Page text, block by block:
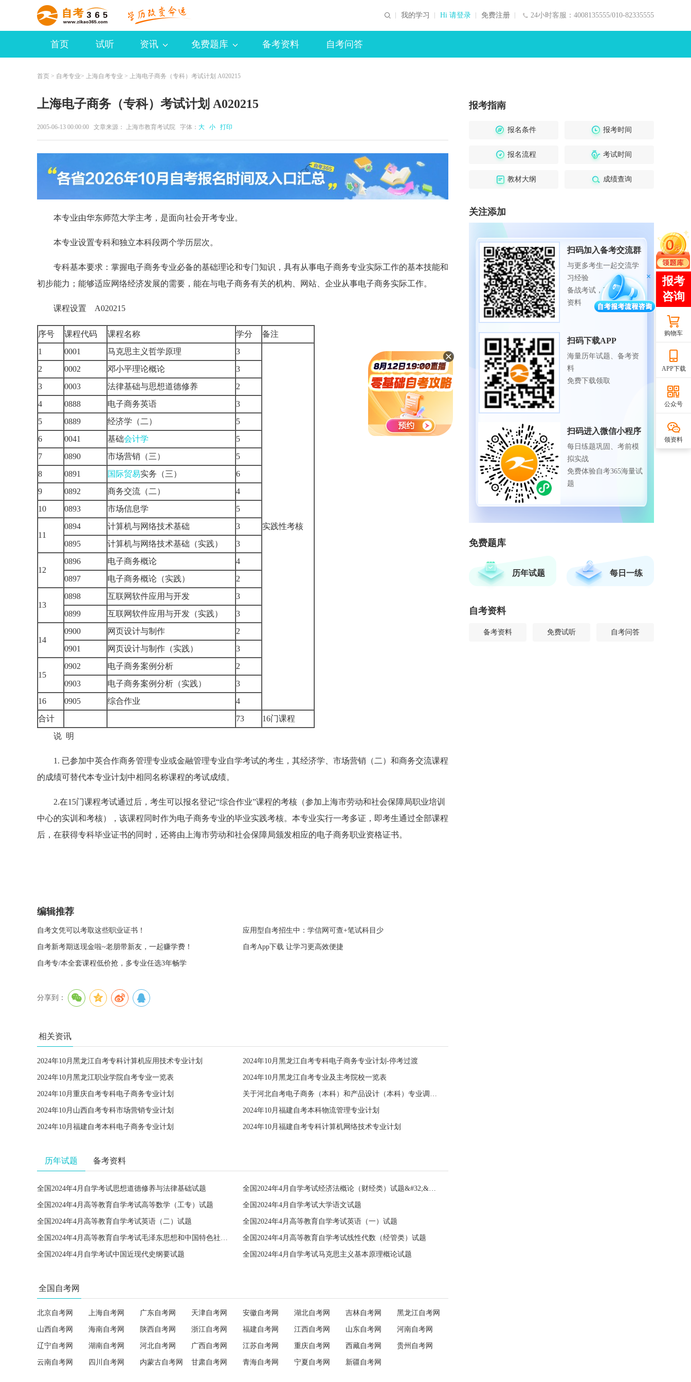
24小时客服：4008135555/010-82335555
我的学习 Hi 请登录 免费注册
首页 试听 资讯 免费题库 备考资料 自考问答
首页 > 自考专业> 上海自考专业 > 上海电子商务（专科）考试计划 A020215
上海电子商务（专科）考试计划 A020215
2005-06-13 00:00:00 文章来源： 上海市教育考试院 字体： 大 小 打印
本专业由华东师范大学主考，是面向社会开考专业。
本专业设置专科和独立本科段两个学历层次。
专科基本要求：掌握电子商务专业必备的基础理论和专门知识，具有从事电子商务专业实际工作的基本技能和
初步能力；能够适应网络经济发展的需要，能在与电子商务有关的机构、网站、企业从事电子商务实际工作。
课程设置 A020215
序号 课程代码 课程名称 学分
备注
1
0001 马克思主义哲学原理 3
实践性考核
2 0002 邓小平理论概论
3
3
0003 法律基础与思想道德修养
2
4
0888 电子商务英语
3
5
0889 经济学（二）
5
6
0041 基础会计学
5
7
0890 市场营销（三）
5
8
0891 国际贸易实务（三）
6
9
0892 商务交流（二）
4
10
0893 市场信息学 5
11
0894 计算机与网络技术基础
3
0895
计算机与网络技术基础（实践） 3
12
0896 电子商务概论
4
0897
电子商务概论（实践） 2
13
0898 互联网软件应用与开发
3
0899
互联网软件应用与开发（实践） 3
14
0900 网页设计与制作
2
0901
网页设计与制作（实践） 3
15
0902 电子商务案例分析
2
0903
电子商务案例分析（实践）
3
16
0905 综合作业
4
合计
73 16门课程
说 明
1. 已参加中英合作商务管理专业或金融管理专业自学考试的考生，其经济学、市场营销（二）和商务交流课程
的成绩可替代本专业计划中相同名称课程的考试成绩。
2.在15门课程考试通过后，考生可以报名登记“综合作业”课程的考核（参加上海市劳动和社会保障局职业培训
中心的实训和考核），该课程同时作为电子商务专业的毕业实践考核。本专业实行一考多证，即考生通过全部课程
后，在获得专科毕业证书的同时，还将由上海市劳动和社会保障局颁发相应的电子商务职业资格证书。
编辑推荐
自考文凭可以考取这些职业证书！ 应用型自考招生中：学信网可查+笔试科目少
自考新考期送现金啦~老朋带新友，一起赚学费！ 自考App下载 让学习更高效便捷
自考专/本全套课程低价抢，多专业任选3年畅学
分享到：
相关资讯
2024年10月黑龙江自考专科计算机应用技术专业计划 2024年10月黑龙江自考专科电子商务专业计划-停考过渡
2024年10月黑龙江职业学院自考专业一览表 2024年10月黑龙江自考专业及主考院校一览表
2024年10月重庆自考专科电子商务专业计划 关于河北自考电子商务（本科）和产品设计（本科）专业调整主考学校的公告
2024年10月山西自考专科市场营销专业计划 2024年10月福建自考本科物流管理专业计划
2024年10月福建自考本科电子商务专业计划 2024年10月福建自考专科计算机网络技术专业计划
历年试题 备考资料
全国2024年4月自学考试思想道德修养与法律基础试题 全国2024年4月自学考试经济法概论（财经类）试题&#32;&#32;
全国2024年4月高等教育自学考试高等数学（工专）试题 全国2024年4月自学考试大学语文试题
全国2024年4月高等教育自学考试英语（二）试题 全国2024年4月高等教育自学考试英语（一）试题
全国2024年4月高等教育自学考试毛泽东思想和中国特色社会主义理论体系概论试题 全国2024年4月高等教育自学考试线性代数（经管类）试题
全国2024年4月自学考试中国近现代史纲要试题 全国2024年4月自学考试马克思主义基本原理概论试题
全国自考网
北京自考网 上海自考网 广东自考网 天津自考网 安徽自考网 湖北自考网 吉林自考网 黑龙江自考网
山西自考网 海南自考网 陕西自考网 浙江自考网 福建自考网 江西自考网 山东自考网 河南自考网
辽宁自考网 湖南自考网 河北自考网 广西自考网 江苏自考网 重庆自考网 西藏自考网 贵州自考网
云南自考网 四川自考网 内蒙古自考网 甘肃自考网 青海自考网 宁夏自考网 新疆自考网
报考指南
报名条件 报考时间
报名流程 考试时间
教材大纲 成绩查询
关注添加
扫码加入备考交流群
与更多考生一起交流学
习经验
备战考试，获取试题及
资料
扫码下载APP
海量历年试题、备考资
料
免费下载领取
扫码进入微信小程序
每日练题巩固、考前模
拟实战
免费体验自考365海量试
题
免费题库
历年试题 每日一练
自考资料
备考资料 免费试听 自考问答
购物车
APP下载
公众号
领资料